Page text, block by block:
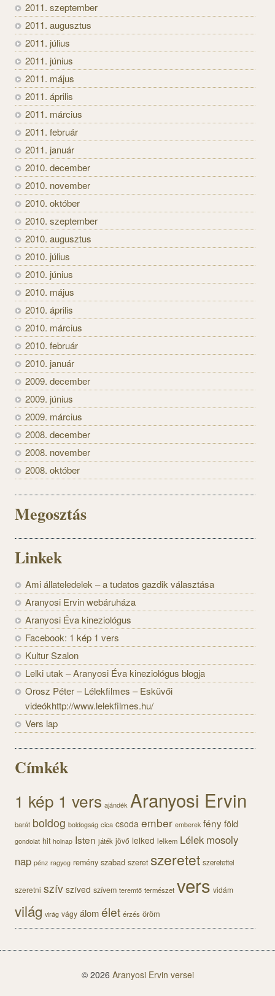
2011. szeptember
2011. augusztus
2011. július
2011. június
2011. május
2011. április
2011. március
2011. február
2011. január
2010. december
2010. november
2010. október
2010. szeptember
2010. augusztus
2010. július
2010. június
2010. május
2010. április
2010. március
2010. február
2010. január
2009. december
2009. június
2009. március
2008. december
2008. november
2008. október
Megosztás
Linkek
Ami állateledelek – a tudatos gazdik választása
Aranyosi Ervin webáruháza
Aranyosi Éva kineziológus
Facebook: 1 kép 1 vers
Kultur Szalon
Lelki utak – Aranyosi Éva kineziológus blogja
Orosz Péter – Lélekfilmes – Esküvői
videókhttp://www.lelekfilmes.hu/
Vers lap
Címkék
1 kép 1 vers ajándék Aranyosi Ervin
barát boldog boldogság cica csoda ember emberek fényföld
gondolat hit holnap Isten játék jövő lelked lelkem Lélek mosoly
nap pénz ragyog remény szabad szeret szeretet szeretettel
szeretni szív szíved szívem teremtő természet vers vidám
világ virág vágy álomélet érzés öröm
© 2026 Aranyosi Ervin versei